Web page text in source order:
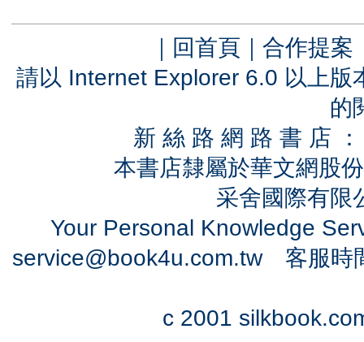
｜ 回首頁 ｜ 合作提案
請以 Internet Explorer 6.0 以上
的
新 絲 路 網 路 書 店
本書店隸屬於華文網股
采舍國際有
Your Personal Knowledge
service@book4u.com.tw客服時
c 2001